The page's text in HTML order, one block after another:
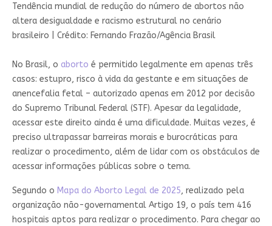
Tendência mundial de redução do número de abortos não
altera desigualdade e racismo estrutural no cenário
brasileiro
Crédito: Fernando Frazão/Agência Brasil
No Brasil, o aborto é permitido legalmente em apenas três
casos: estupro, risco à vida da gestante e em situações de
anencefalia fetal – autorizado apenas em 2012 por decisão
do Supremo Tribunal Federal (STF). Apesar da legalidade,
acessar este direito ainda é uma dificuldade. Muitas vezes, é
preciso ultrapassar barreiras morais e burocráticas para
realizar o procedimento, além de lidar com os obstáculos de
acessar informações públicas sobre o tema.
Segundo o Mapa do Aborto Legal de 2025, realizado pela
organização não-governamental Artigo 19, o país tem 416
hospitais aptos para realizar o procedimento. Para chegar ao